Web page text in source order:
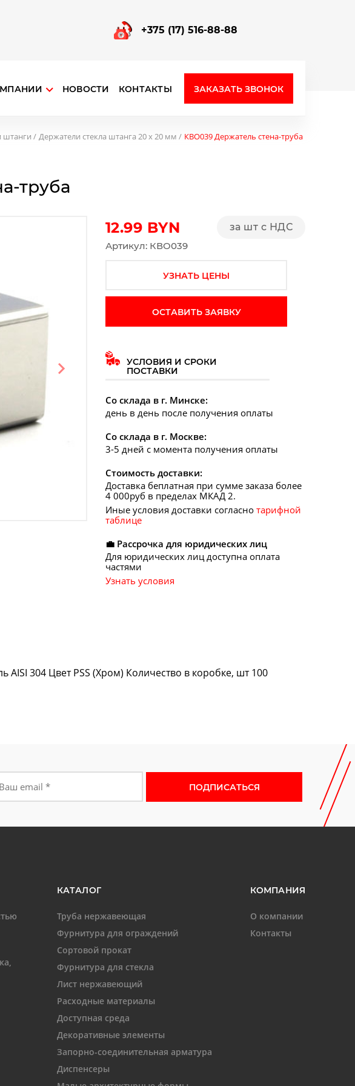
+375 (17) 516-88-88
НОВОСТИ КОНТАКТЫ ЗАКАЗАТЬ ЗВОНОК
штанги Держатели стекла штанга 20 х 20 мм КВО039 Держатель стена-труба
труба
Следующий слайд
12.99 BYN
за шт с НДС
Артикул: КВО039
УЗНАТЬ ЦЕНЫ
ОСТАВИТЬ ЗАЯВКУ
УСЛОВИЯ И СРОКИ
ПОСТАВКИ
Со склада в г. Минске:
день в день после получения оплаты
Со склада в г. Москве:
3-5 дней с момента получения оплаты
Стоимость доставки:
Доставка беплатная при сумме заказа более
4 000руб в пределах МКАД 2.
Иные условия доставки согласно тарифной
таблице
💼 Рассрочка для юридических лиц
Для юридических лиц доступна оплата
частями
Узнать условия
304 Цвет PSS (Хром) Количество в коробке, шт 100
подписки на новости
КАТАЛОГ
Труба нержавеющая
Фурнитура для ограждений
Сортовой прокат
Фурнитура для стекла
Лист нержавеющий
Расходные материалы
Доступная среда
Декоративные элементы
Запорно-соединительная арматура
Диспенсеры
КОМПАНИЯ
О компании
Контакты